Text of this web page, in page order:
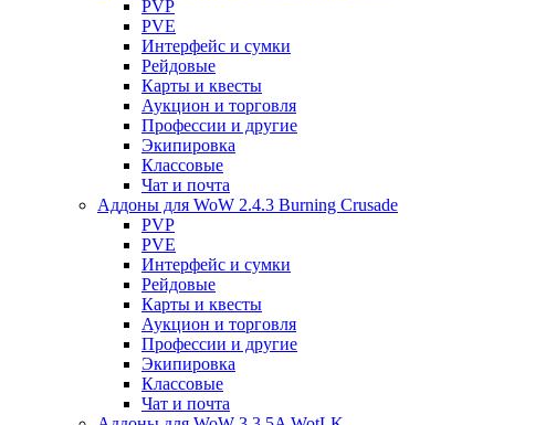
PVP
PVE
Интерфейс и сумки
Рейдовые
Карты и квесты
Аукцион и торговля
Профессии и другие
Экипировка
Классовые
Чат и почта
Аддоны для WoW 2.4.3 Burning Crusade
PVP
PVE
Интерфейс и сумки
Рейдовые
Карты и квесты
Аукцион и торговля
Профессии и другие
Экипировка
Классовые
Чат и почта